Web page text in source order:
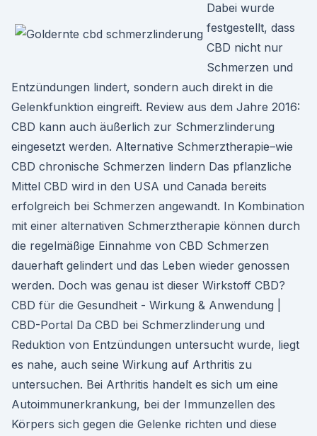
Dabei wurde
festgestellt, dass
CBD nicht nur
Schmerzen und
Entzündungen lindert, sondern auch direkt in die
Gelenkfunktion eingreift. Review aus dem Jahre 2016:
CBD kann auch äußerlich zur Schmerzlinderung
eingesetzt werden. Alternative Schmerztherapie–wie
CBD chronische Schmerzen lindern Das pflanzliche
Mittel CBD wird in den USA und Canada bereits
erfolgreich bei Schmerzen angewandt. In Kombination
mit einer alternativen Schmerztherapie können durch
die regelmäßige Einnahme von CBD Schmerzen
dauerhaft gelindert und das Leben wieder genossen
werden. Doch was genau ist dieser Wirkstoff CBD?
CBD für die Gesundheit - Wirkung & Anwendung |
CBD-Portal Da CBD bei Schmerzlinderung und
Reduktion von Entzündungen untersucht wurde, liegt
es nahe, auch seine Wirkung auf Arthritis zu
untersuchen. Bei Arthritis handelt es sich um eine
Autoimmunerkrankung, bei der Immunzellen des
Körpers sich gegen die Gelenke richten und diese